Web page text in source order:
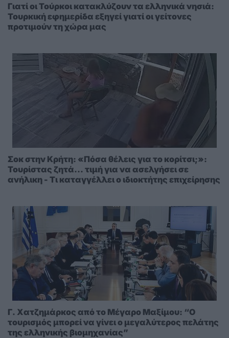
Γιατί οι Τούρκοι κατακλύζουν τα ελληνικά νησιά:
Τουρκική εφημερίδα εξηγεί γιατί οι γείτονες
προτιμούν τη χώρα μας
Σοκ στην Κρήτη: «Πόσα θέλεις για το κορίτσι;»:
Τουρίστας ζητά... τιμή για να ασελγήσει σε
ανήλικη - Τι καταγγέλλει ο ιδιοκτήτης επιχείρησης
Γ. Χατζημάρκος από το Μέγαρο Μαξίμου: “Ο
τουρισμός μπορεί να γίνει ο μεγαλύτερος πελάτης
της ελληνικής βιομηχανίας”